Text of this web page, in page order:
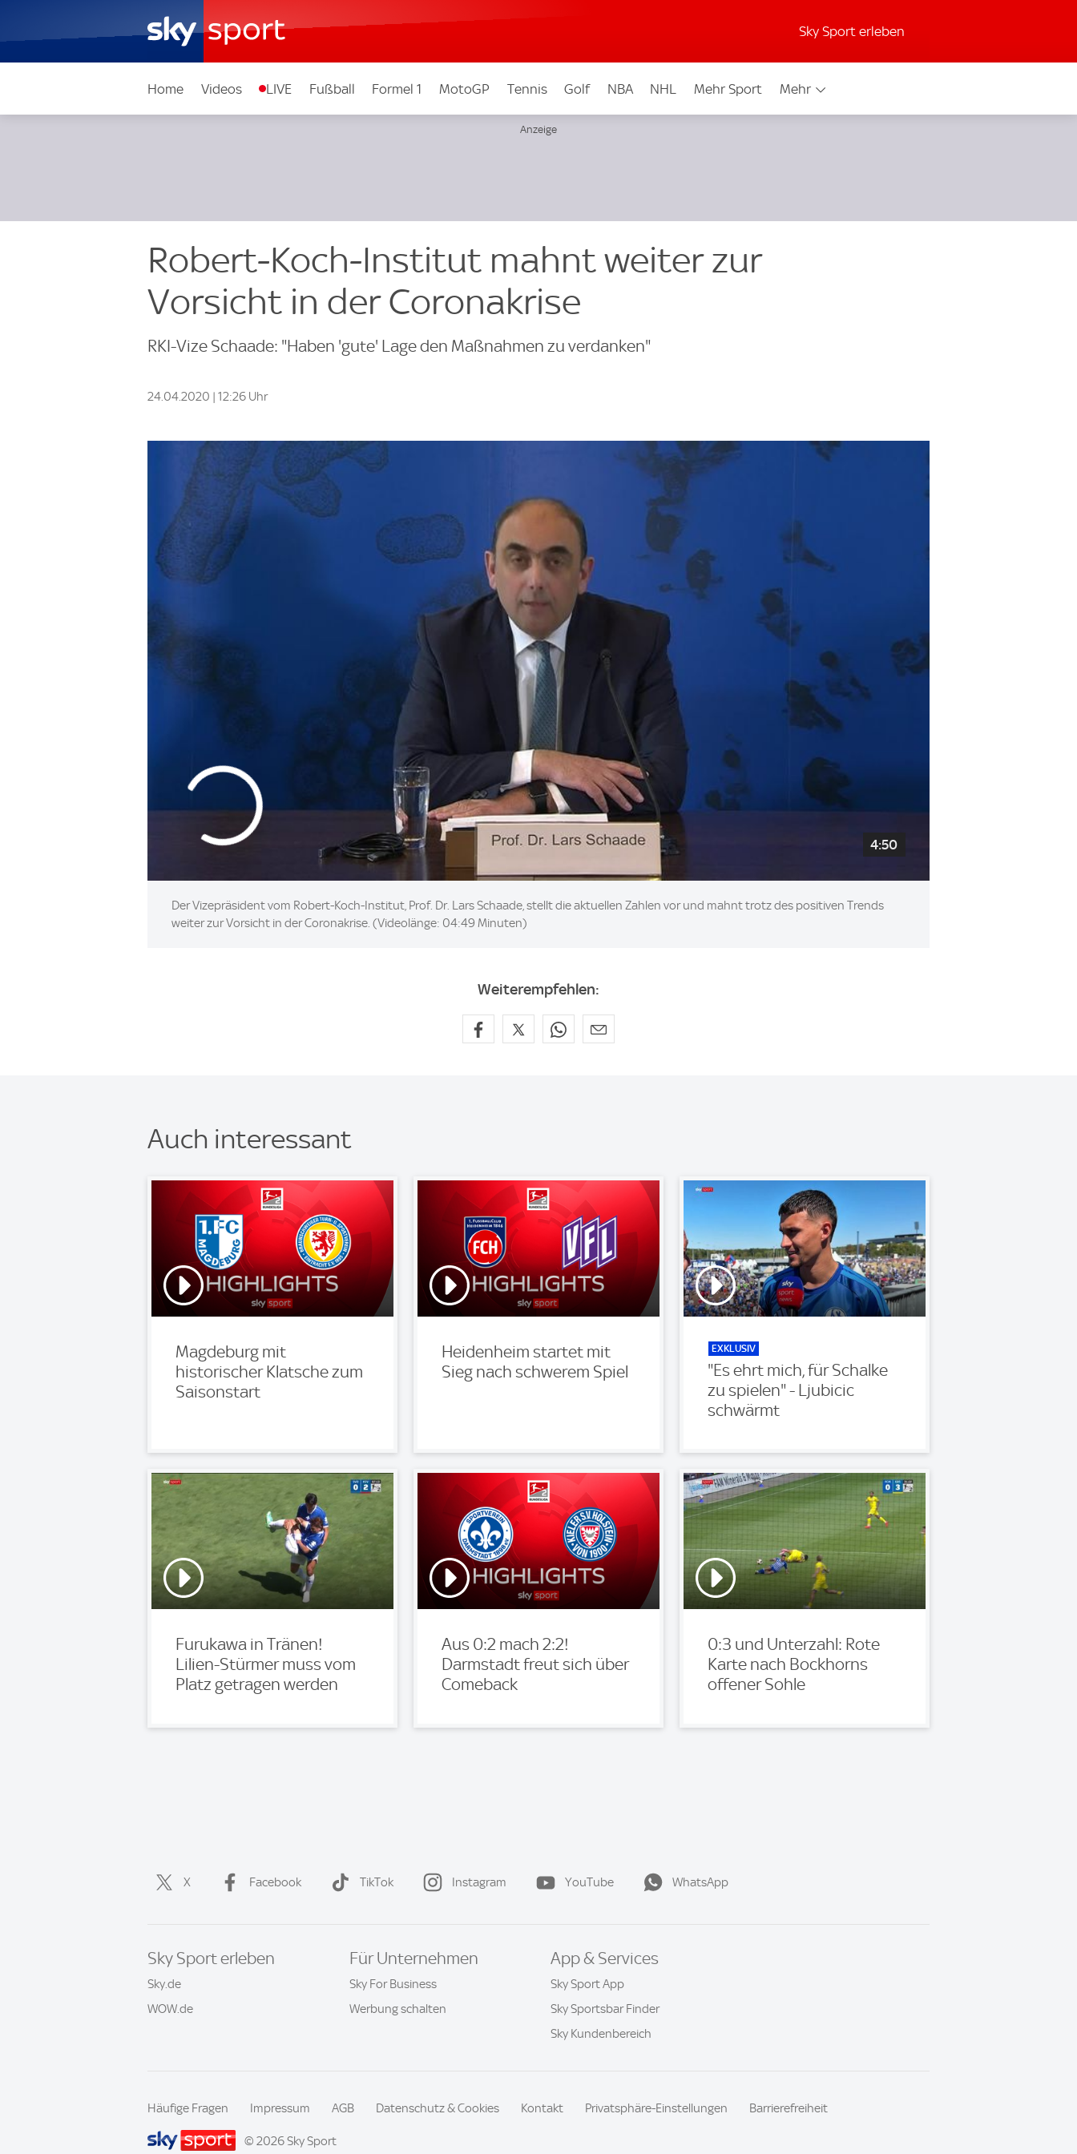
Sky Sport erleben
Home Videos LIVE Fußball Formel 1 MotoGP Tennis Golf NBA NHL Mehr Sport Mehr
Robert-Koch-Institut mahnt weiter zur
Vorsicht in der Coronakrise
RKI-Vize Schaade: "Haben 'gute' Lage den Maßnahmen zu verdanken"
24.04.2020 | 12:26 Uhr
4:50
Der Vizepräsident vom Robert-Koch-Institut, Prof. Dr. Lars Schaade, stellt die aktuellen Zahlen vor und mahnt trotz des positiven Trends
weiter zur Vorsicht in der Coronakrise. (Videolänge: 04:49 Minuten)
Weiterempfehlen:
Auch interessant
Magdeburg mit
historischer Klatsche zum
Saisonstart
Heidenheim startet mit
Sieg nach schwerem Spiel
EXKLUSIV
"Es ehrt mich, für Schalke
zu spielen" - Ljubicic
schwärmt
Furukawa in Tränen!
Lilien-Stürmer muss vom
Platz getragen werden
Aus 0:2 mach 2:2!
Darmstadt freut sich über
Comeback
0:3 und Unterzahl: Rote
Karte nach Bockhorns
offener Sohle
X Facebook TikTok Instagram YouTube WhatsApp
Sky Sport erleben
Sky.de
WOW.de
Für Unternehmen
Sky For Business
Werbung schalten
App & Services
Sky Sport App
Sky Sportsbar Finder
Sky Kundenbereich
Häufige Fragen Impressum AGB Datenschutz & Cookies Kontakt Privatsphäre-Einstellungen Barrierefreiheit
© 2026 Sky Sport